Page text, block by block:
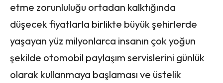
etme zorunluluğu ortadan kalktığında
düşecek fiyatlarla birlikte büyük şehirlerde
yaşayan yüz milyonlarca insanın çok yoğun
şekilde otomobil paylaşım servislerini günlük
olarak kullanmaya başlaması ve üstelik